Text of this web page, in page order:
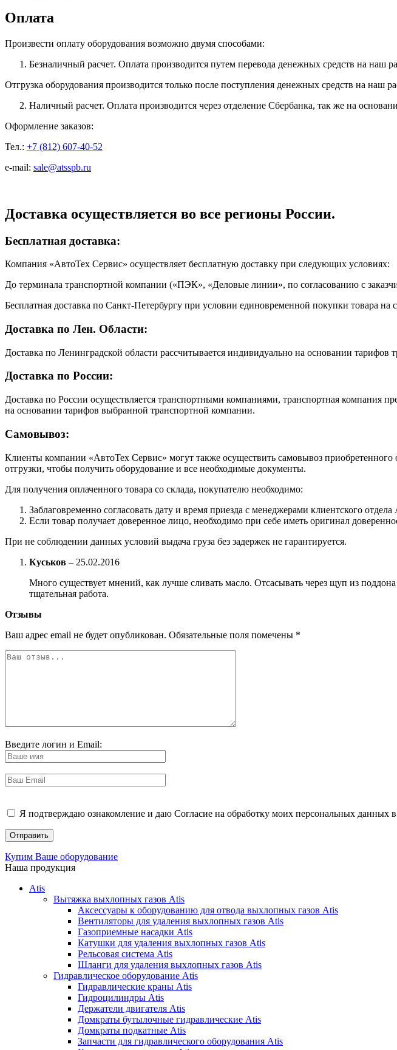
Оплата
Произвести оплату оборудования возможно двумя способами:
Безналичный расчет. Оплата производится путем перевода денежных средств на наш
Отгрузка оборудования производится только после поступления денежных средств на наш
Наличный расчет. Оплата производится через отделение Сбербанка, так же на
Оформление заказов:
Тел.: +7 (812) 607-40-52
e-mail: sale@atsspb.ru
Доставка осуществляется во все регионы России.
Бесплатная доставка:
Компания «АвтоТех Сервис» осуществляет бесплатную доставку при следующих условиях:
До терминала транспортной компании («ПЭК», «Деловые линии», по согласованию с
Бесплатная доставка по Санкт-Петербургу при условии единовременной покупки товара
Доставка по Лен. Области:
Доставка по Ленинградской области рассчитывается индивидуально на основании тарифов
Доставка по России:
Доставка по России осуществляется транспортными компаниями, транспортная компания
на основании тарифов выбранной транспортной компании.
Самовывоз:
Клиенты компании «АвтоТех Сервис» могут также осуществить самовывоз приобретенного
отгрузки, чтобы получить оборудование и все необходимые документы.
Для получения оплаченного товара со склада, покупателю необходимо:
Заблаговременно согласовать дату и время приезда с менеджерами клиентского
Если товар получает доверенное лицо, необходимо при себе иметь оригинал
При не соблюдении данных условий выдача груза без задержек не гарантируется.
Куськов – 25.02.2016
Много существует мнений, как лучше сливать масло. Отсасывать через щуп из
тщательная работа.
Отзывы
Ваш адрес email не будет опубликован. Обязательные поля помечены *
Введите логин и Email:
Я подтверждаю ознакомление и даю Согласие на обработку моих персональных данных
Купим Ваше оборудование
Наша продукция
Atis
Вытяжка выхлопных газов Atis
Аксессуары к оборудованию для отвода выхлопных газов Atis
Вентиляторы для удаления выхлопных газов Atis
Газоприемные насадки Atis
Катушки для удаления выхлопных газов Atis
Рельсовая система Atis
Шланги для удаления выхлопных газов Atis
Гидравлическое оборудование Atis
Гидравлические краны Atis
Гидроцилиндры Atis
Держатели двигателя Atis
Домкраты бутылочные гидравлические Atis
Домкраты подкатные Atis
Запчасти для гидравлического оборудования Atis